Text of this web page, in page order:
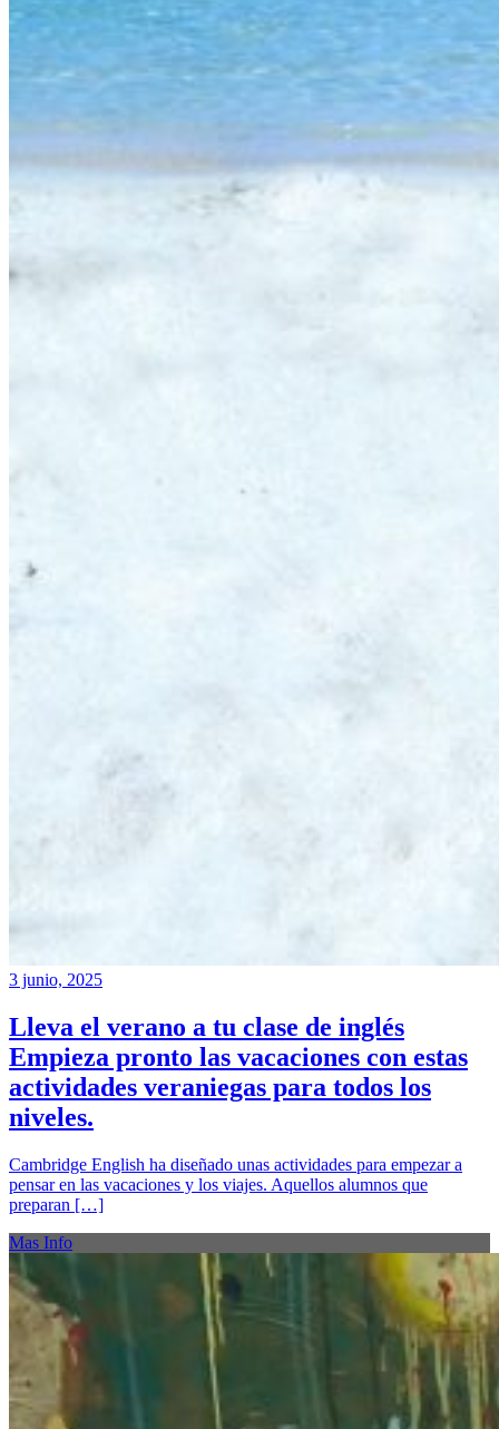
3 junio, 2025
Lleva el verano a tu clase de inglés
Empieza pronto las vacaciones con estas
actividades veraniegas para todos los
niveles.
Cambridge English ha diseñado unas actividades para empezar a
pensar en las vacaciones y los viajes. Aquellos alumnos que
preparan […]
Mas Info